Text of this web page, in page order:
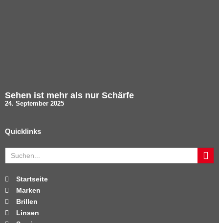
Sehen ist mehr als nur Schärfe
24. September 2025
Quicklinks
Startseite
Marken
Brillen
Linsen